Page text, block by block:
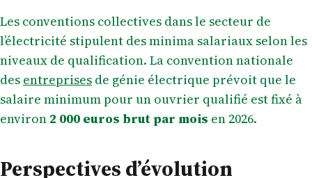
Les conventions collectives dans le secteur de
l’électricité stipulent des minima salariaux selon les
niveaux de qualification. La convention nationale
des entreprises de génie électrique prévoit que le
salaire minimum pour un ouvrier qualifié est fixé à
environ 2 000 euros brut par mois en 2026.
Perspectives d’évolution